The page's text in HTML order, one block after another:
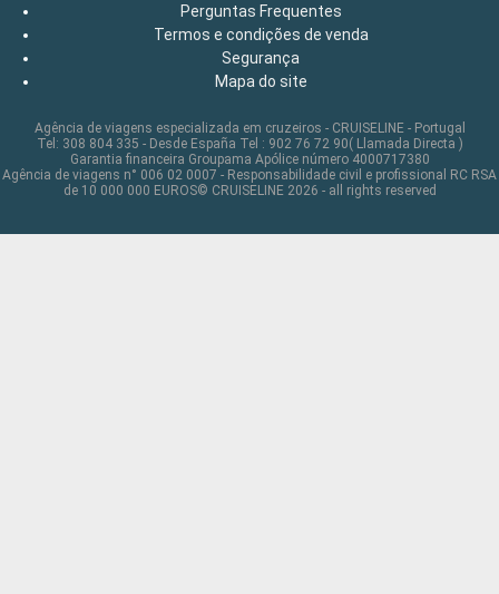
Perguntas Frequentes
Termos e condições de venda
Segurança
Mapa do site
Agência de viagens especializada em cruzeiros - CRUISELINE - Portugal
Tel: 308 804 335 - Desde España Tel : 902 76 72 90( Llamada Directa )
Garantia financeira Groupama Apólice número 4000717380
Agência de viagens n° 006 02 0007 - Responsabilidade civil e profissional RC RSA
de 10 000 000 EUROS© CRUISELINE 2026 - all rights reserved